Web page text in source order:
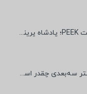
راهنمای تخصصی خرید فیلامنت PEEK؛ پادشاه پرینت سه‌بعدی صنعتی و پزشکی + مشخصات فنی
عمر مفید هیتر اکسترودر پرینتر سه‌بعدی چقدر است؟